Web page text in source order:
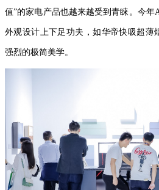
值”的家电产品也越来越受到青睐。今年
外观设计上下足功夫，如华帝快吸超薄
强烈的极简美学。